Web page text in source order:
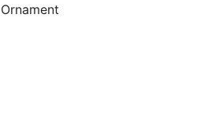
Ornament